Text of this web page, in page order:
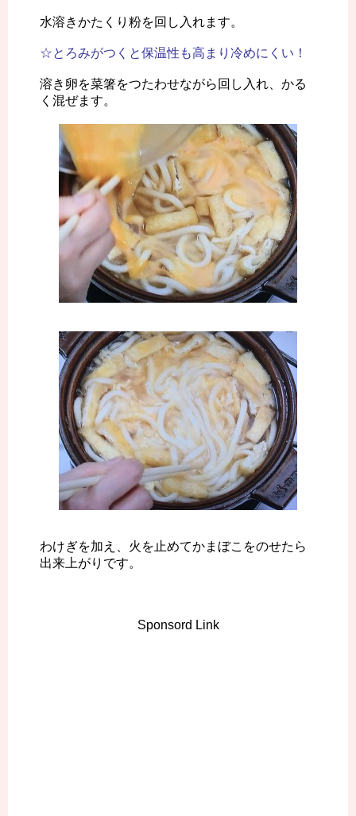
水溶きかたくり粉を回し入れます。
☆とろみがつくと保温性も高まり冷めにくい！
溶き卵を菜箸をつたわせながら回し入れ、かる
く混ぜます。
わけぎを加え、火を止めてかまぼこをのせたら
出来上がりです。
Sponsord Link